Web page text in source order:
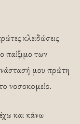
κλειδώσεις
παίξιμο των
μου πρώτη
νοσοκομείο.
και κάνω